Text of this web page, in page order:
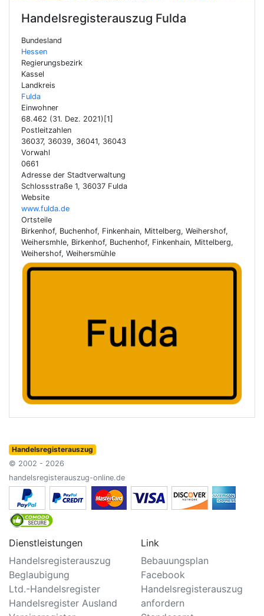
Handelsregisterauszug Fulda
Bundesland
Hessen
Regierungsbezirk
Kassel
Landkreis
Fulda
Einwohner
68.462 (31. Dez. 2021)[1]
Postleitzahlen
36037, 36039, 36041, 36043
Vorwahl
0661
Adresse der Stadtverwaltung
Schlossstraße 1, 36037 Fulda
Website
www.fulda.de
Ortsteile
Birkenhof, Buchenhof, Finkenhain, Mittelberg, Weihershof,
Weihersmhle, Birkenhof, Buchenhof, Finkenhain, Mittelberg,
Weihershof, Weihersmühle
Handelsregisterauszug
© 2002 - 2026
handelsregisterauszug-online.de
Dienstleistungen
Handelsregisterauszug
Beglaubigung
Ltd.-Handelsregister
Handelsregister Ausland
Link
Bebauungsplan
Facebook
Handelsregisterauszug
anfordern